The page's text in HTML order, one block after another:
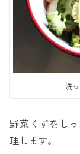
洗
野菜くずをし
理します。